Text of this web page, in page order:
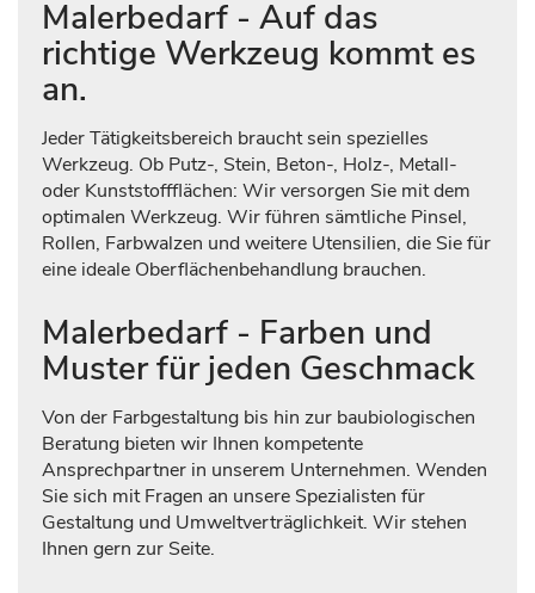
Malerbedarf - Auf das
richtige Werkzeug kommt es
an.
Jeder Tätigkeitsbereich braucht sein spezielles
Werkzeug. Ob Putz-, Stein, Beton-, Holz-, Metall-
oder Kunststoffflächen: Wir versorgen Sie mit dem
optimalen Werkzeug. Wir führen sämtliche Pinsel,
Rollen, Farbwalzen und weitere Utensilien, die Sie für
eine ideale Oberflächenbehandlung brauchen.
Malerbedarf - Farben und
Muster für jeden Geschmack
Von der Farbgestaltung bis hin zur baubiologischen
Beratung bieten wir Ihnen kompetente
Ansprechpartner in unserem Unternehmen. Wenden
Sie sich mit Fragen an unsere Spezialisten für
Gestaltung und Umweltverträglichkeit. Wir stehen
Ihnen gern zur Seite.